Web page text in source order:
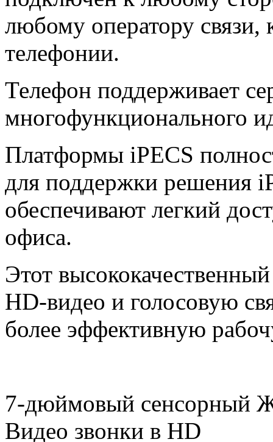
любому оператору связи,
телефонии.
Телефон поддерживает
многофункционального
Платформы iPECS
для поддержки решения
обеспечивают легкий
офиса.
Этот
HD-видео и голосовую
более эффективную
7-дюймовый сенсорный
Видео звонки в HD